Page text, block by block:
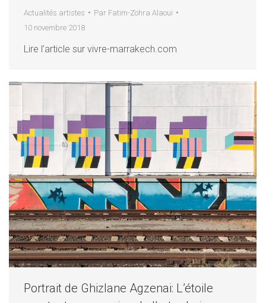
Actualités artistes Par Fatim-Zohra Alaoui
10 novembre 2018
Lire l’article sur vivre-marrakech.com
Portrait de Ghizlane Agzenai: L’étoile